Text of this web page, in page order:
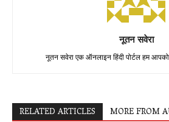
नूतन सवेरा
नूतन सवेरा एक ऑनलाइन हिंदी पोर्टल हम
RELATED ARTICLES MORE FROM